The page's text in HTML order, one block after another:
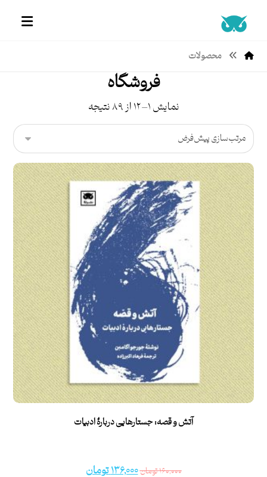
محصولات
فروشگاه
نمایش ۱–۱۲ از ۸۹ نتیجه
آتش و قصه: جستارهایی دربارۀ ادبیات
۱۶۰,۰۰۰تومان۱۳۶,۰۰۰تومان